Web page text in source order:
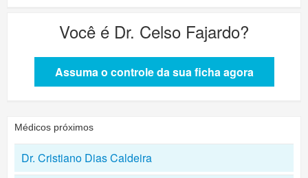
Você é Dr. Celso Fajardo?
Assuma o controle da sua ficha agora
Médicos próximos
Dr. Cristiano Dias Caldeira